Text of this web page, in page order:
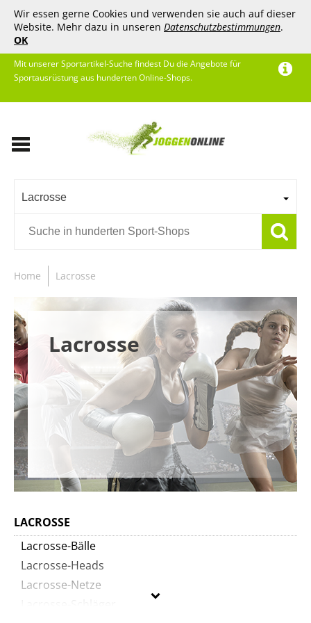
Wir essen gerne Cookies und verwenden sie auch auf dieser
Website. Mehr dazu in unseren Datenschutzbestimmungen.
OK
Mit unserer Sportartikel-Suche findest Du die Angebote für
Sportausrüstung aus hunderten Online-Shops.
Lacrosse
Home Lacrosse
Lacrosse
LACROSSE
Lacrosse-Bälle
Lacrosse-Heads
Lacrosse-Netze